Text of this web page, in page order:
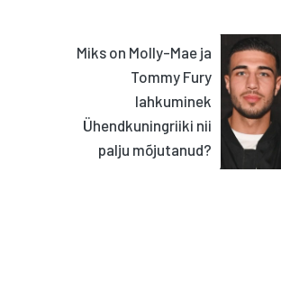
Miks on Molly-Mae ja
Tommy Fury
lahkuminek
Ühendkuningriiki nii
palju mõjutanud?